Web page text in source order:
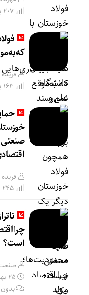
که
چرا
است؟
صنعت
۲۵ بهمن
بدون